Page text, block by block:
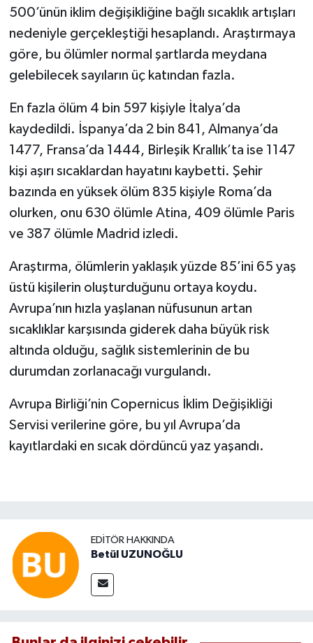
500’ünün iklim değişikliğine bağlı sıcaklık artışları
nedeniyle gerçekleştiği hesaplandı. Araştırmaya
göre, bu ölümler normal şartlarda meydana
gelebilecek sayıların üç katından fazla.
En fazla ölüm 4 bin 597 kişiyle İtalya’da
kaydedildi. İspanya’da 2 bin 841, Almanya’da
1477, Fransa’da 1444, Birleşik Krallık’ta ise 1147
kişi aşırı sıcaklardan hayatını kaybetti. Şehir
bazında en yüksek ölüm 835 kişiyle Roma’da
olurken, onu 630 ölümle Atina, 409 ölümle Paris
ve 387 ölümle Madrid izledi.
Araştırma, ölümlerin yaklaşık yüzde 85’ini 65 yaş
üstü kişilerin oluşturduğunu ortaya koydu.
Avrupa’nın hızla yaşlanan nüfusunun artan
sıcaklıklar karşısında giderek daha büyük risk
altında olduğu, sağlık sistemlerinin de bu
durumdan zorlanacağı vurgulandı.
Avrupa Birliği’nin Copernicus İklim Değişikliği
Servisi verilerine göre, bu yıl Avrupa’da
kayıtlardaki en sıcak dördüncü yaz yaşandı.
EDITÖR HAKKINDA
Betül UZUNOĞLU